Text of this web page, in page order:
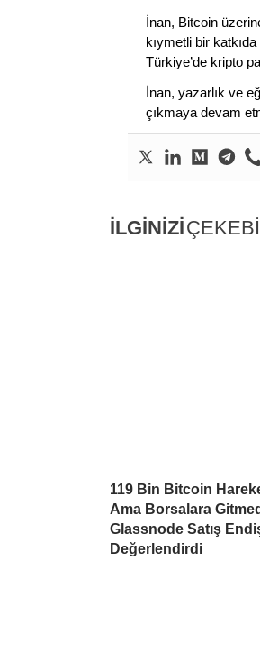
İnan, Bitcoin
kıymetli bir
Türkiye’de kripto
İnan, yazarlık ve
çıkmaya devam
İLGİNİZİ
119 Bin Bitcoin
Ama Borsalara
Glassnode Satış
Değerlendirdi